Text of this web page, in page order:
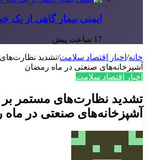
ایمنی بیمار گاهی از یک
17 ساعت پیش
خانه/ اخبار اقتصاد سلامت/تشدید
آشپزخانه‌های صنعتی در ماه رمضان
اخبار اقتصاد سلامت
تشدید نظارت‌های مستمر بر
آشپزخانه‌های صنعتی در